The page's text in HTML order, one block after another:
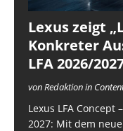
Lexus zeigt
Konkreter
LFA 2026/
von Redaktion in
Lexus LFA Concept
2027: Mit dem